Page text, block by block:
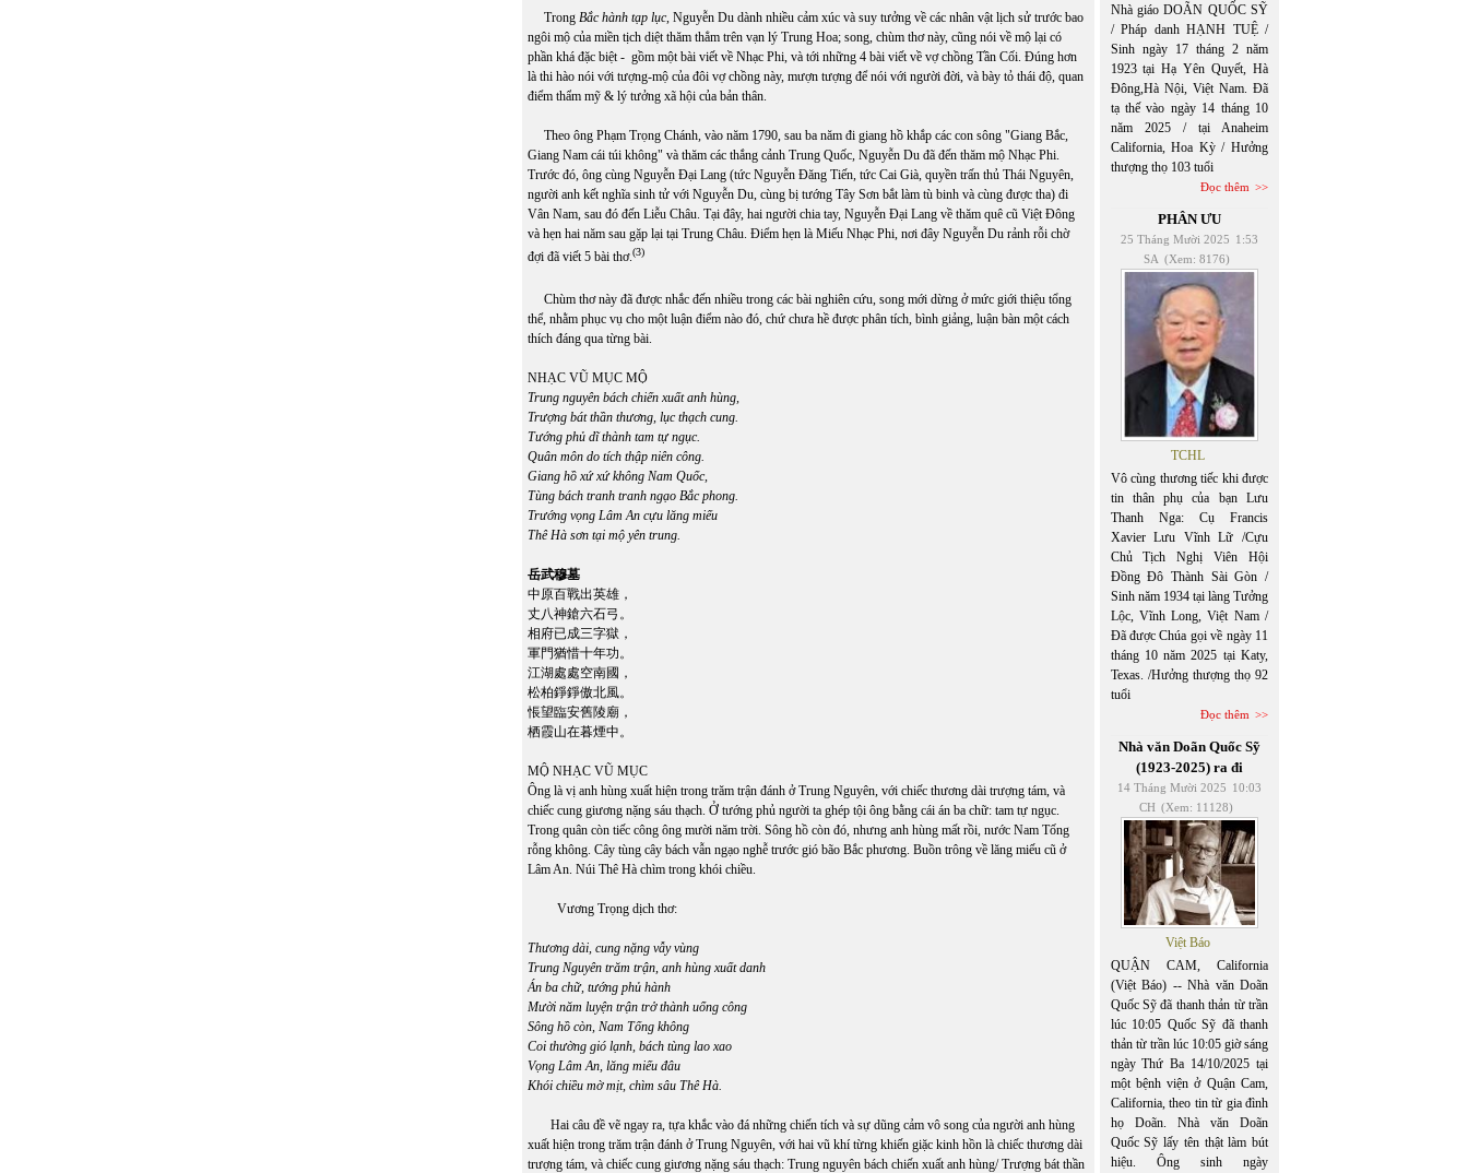
Trong Bắc hành tạp lục, Nguyễn Du dành nhiều cảm xúc và suy tưởng về các nhân vật lịch sử trước bao
ngôi mộ của miền tịch diệt thăm thẳm trên vạn lý Trung Hoa; song, chùm thơ này, cũng nói về mộ lại có
phần khá đặc biệt - gồm một bài viết về Nhạc Phi, và tới những 4 bài viết về vợ chồng Tần Cối. Đúng hơn
là thi hào nói với tượng-mộ của đôi vợ chồng này, mượn tượng để nói với người đời, và bày tỏ thái độ, quan
điểm thẩm mỹ & lý tưởng xã hội của bản thân.
Theo ông Phạm Trọng Chánh, vào năm 1790, sau ba năm đi giang hồ khắp các con sông "Giang Bắc,
Giang Nam cái túi không" và thăm các thắng cảnh Trung Quốc, Nguyễn Du đã đến thăm mộ Nhạc Phi.
Trước đó, ông cùng Nguyễn Đại Lang (tức Nguyễn Đăng Tiến, tức Cai Già, quyền trấn thủ Thái Nguyên,
người anh kết nghĩa sinh tử với Nguyễn Du, cùng bị tướng Tây Sơn bắt làm tù binh và cùng được tha) đi
Vân Nam, sau đó đến Liễu Châu. Tại đây, hai người chia tay, Nguyễn Đại Lang về thăm quê cũ Việt Đông
và hẹn hai năm sau gặp lại tại Trung Châu. Điểm hẹn là Miếu Nhạc Phi, nơi đây Nguyễn Du rảnh rỗi chờ
đợi đã viết 5 bài thơ.(3)
Chùm thơ này đã được nhắc đến nhiều trong các bài nghiên cứu, song mới dừng ở mức giới thiệu tổng
thể, nhằm phục vụ cho một luận điểm nào đó, chứ chưa hề được phân tích, bình giảng, luận bàn một cách
thích đáng qua từng bài.
NHẠC VŨ MỤC MỘ
Trung nguyên bách chiến xuất anh hùng,
Trượng bát thần thương, lục thạch cung.
Tướng phủ dĩ thành tam tự ngục.
Quân môn do tích thập niên công.
Giang hồ xứ xứ không Nam Quốc,
Tùng bách tranh tranh ngạo Bắc phong.
Trướng vọng Lâm An cựu lăng miếu
Thê Hà sơn tại mộ yên trung.
岳武穆墓
中原百戰出英雄，
丈八神鎗六石弓。
相府已成三字獄，
軍門猶惜十年功。
江湖處處空南國，
松柏錚錚傲北風。
悵望臨安舊陵廟，
栖霞山在暮煙中。
MỘ NHẠC VŨ MỤC
Ông là vị anh hùng xuất hiện trong trăm trận đánh ở Trung Nguyên, với chiếc thương dài trượng tám, và
chiếc cung giương nặng sáu thạch. Ở tướng phủ người ta ghép tội ông bằng cái án ba chữ: tam tự ngục.
Trong quân còn tiếc công ông mười năm trời. Sông hồ còn đó, nhưng anh hùng mất rồi, nước Nam Tống
rỗng không. Cây tùng cây bách vẫn ngạo nghễ trước gió bão Bắc phương. Buồn trông về lăng miếu cũ ở
Lâm An. Núi Thê Hà chìm trong khói chiều.
Vương Trọng dịch thơ:
Thương dài, cung nặng vẫy vùng
Trung Nguyên trăm trận, anh hùng xuất danh
Án ba chữ, tướng phủ hành
Mười năm luyện trận trở thành uổng công
Sông hồ còn, Nam Tống không
Coi thường gió lạnh, bách tùng lao xao
Vọng Lâm An, lăng miếu đâu
Khói chiều mờ mịt, chìm sâu Thê Hà.
Hai câu đề vẽ ngay ra, tựa khắc vào đá những chiến tích và sự dũng cảm vô song của người anh hùng
xuất hiện trong trăm trận đánh ở Trung Nguyên, với hai vũ khí từng khiến giặc kinh hồn là chiếc thương dài
trượng tám, và chiếc cung giương nặng sáu thạch: Trung nguyên bách chiến xuất anh hùng/ Trượng bát thần
Nhà giáo DOÃN QUỐC SỸ
/ Pháp danh HẠNH TUỆ /
Sinh ngày 17 tháng 2 năm
1923 tại Hạ Yên Quyết, Hà
Đông,Hà Nội, Việt Nam. Đã
tạ thế vào ngày 14 tháng 10
năm 2025 / tại Anaheim
California, Hoa Kỳ / Hưởng
thượng thọ 103 tuổi
Đọc thêm
PHÂN ƯU
25 Tháng Mười 2025 1:53
SA (Xem: 8176)
TCHL
Vô cùng thương tiếc khi được
tin thân phụ của bạn Lưu
Thanh Nga: Cụ Francis
Xavier Lưu Vĩnh Lữ /Cựu
Chủ Tịch Nghị Viên Hội
Đồng Đô Thành Sài Gòn /
Sinh năm 1934 tại làng Tưởng
Lộc, Vĩnh Long, Việt Nam /
Đã được Chúa gọi về ngày 11
tháng 10 năm 2025 tại Katy,
Texas. /Hưởng thượng thọ 92
tuổi
Đọc thêm
Nhà văn Doãn Quốc Sỹ
(1923-2025) ra đi
14 Tháng Mười 2025 10:03
CH (Xem: 11128)
Việt Báo
QUẬN CAM, California
(Việt Báo) -- Nhà văn Doãn
Quốc Sỹ đã thanh thản từ trần
lúc 10:05 Quốc Sỹ đã thanh
thản từ trần lúc 10:05 giờ sáng
ngày Thứ Ba 14/10/2025 tại
một bệnh viện ở Quận Cam,
California, theo tin từ gia đình
họ Doãn. Nhà văn Doãn
Quốc Sỹ lấy tên thật làm bút
hiệu. Ông sinh ngày